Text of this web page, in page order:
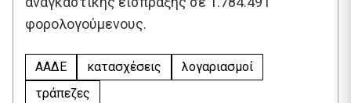
φορολογούμενους.
ΑΑΔΕ κατασχέσεις
λογαριασμοί
τράπεζες